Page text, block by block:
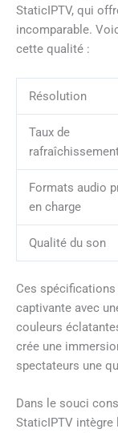
StaticIPTV, qui
incomparable.
cette qualité :
Résolution
Taux de
Formats audio
en charge
Qualité du son
Ces
captivante avec
couleurs
crée une
spectateurs une
Dans le souci
StaticIPTV